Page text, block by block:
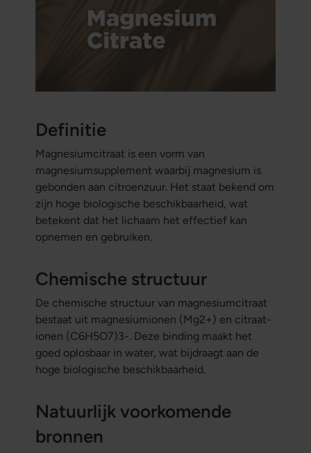
Definitie
Magnesiumcitraat is een vorm van
magnesiumsupplement waarbij magnesium is
gebonden aan citroenzuur. Het staat bekend om
zijn hoge biologische beschikbaarheid, wat
betekent dat het lichaam het effectief kan
opnemen en gebruiken.
Chemische structuur
De chemische structuur van magnesiumcitraat
bestaat uit magnesiumionen (Mg2+) en citraat-
ionen (C6H5O7)3-. Deze binding maakt het
goed oplosbaar in water, wat bijdraagt aan de
hoge biologische beschikbaarheid.
Natuurlijk voorkomende
bronnen